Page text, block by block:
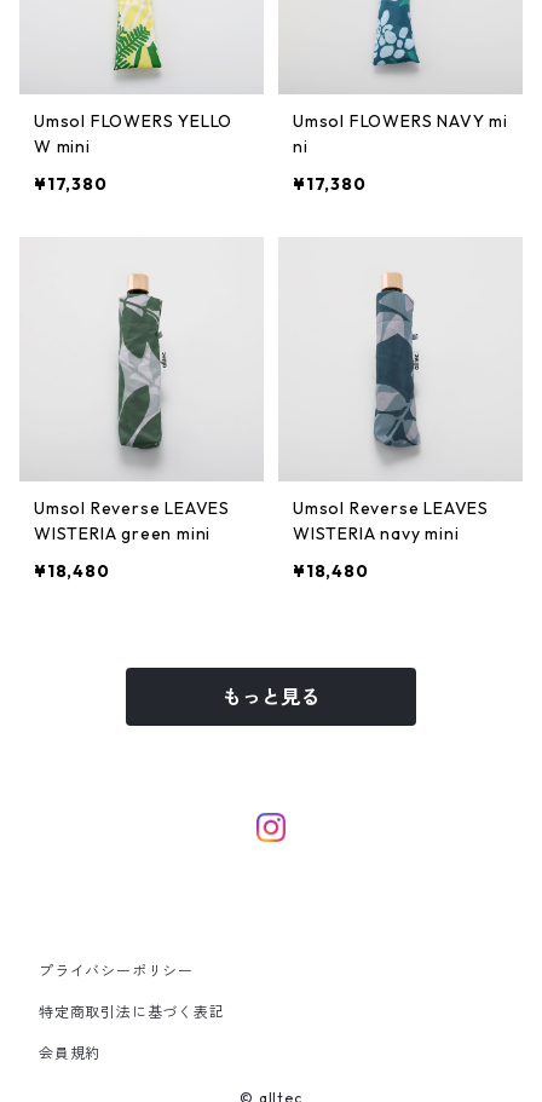
Umsol FLOWERS YELLO
W mini
¥17,380
Umsol FLOWERS NAVY mi
ni
¥17,380
Umsol Reverse LEAVES
WISTERIA green mini
¥18,480
Umsol Reverse LEAVES
WISTERIA navy mini
¥18,480
もっと見る
プライバシーポリシー
特定商取引法に基づく表記
会員規約
© alltec